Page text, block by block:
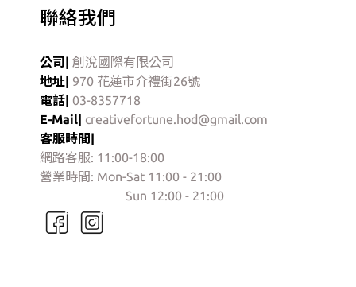
聯絡我們
公司| 創涗國際有限公司
地址| 970 花蓮市介禮街26號
電話| 03-8357718
E-Mail| creativefortune.hod@gmail.com
客服時間|
網路客服: 11:00-18:00
營業時間: Mon-Sat 11:00 - 21:00
Sun 12:00 - 21:00